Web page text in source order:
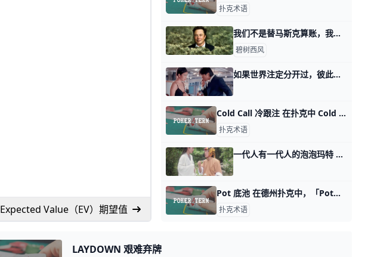
Expected Value（EV）期望值
扑克术语
我们不是替马斯克算账，我们是替自己算账 那天我写为什么一眼看破事物本质的人，照样过不好这一生。 有人看了第五个话题渣男打法之后，对于把AI比作暖气的这个看法，很感兴趣。 他想知道，我们
碧树西风
如果世界注定分开过，彼此怎么过？ 昨天讲述年轻人如何打赢命运之战的时候，有个读者留言问我。 通过第一个话题分析世界的主要矛盾，他看明白了整体解，但他还想知道局部解。 也就是说，他
Cold Call 冷跟注 在扑克中 Cold Call 是一种加注行为，指的是当一名玩家在自己面前的玩家已经下注或加注后，自己跟注这个加注行为的过程，而在这之前自己并未加注或者下注。 「
扑克术语
一代人有一代人的泡泡玛特 昨天聊房地产的时候，很多读者留言问我，都是些什么人在买泡泡玛特？ 这看上去就是个小孩子玩的毛绒公仔嘛，怎么还有限量版卖到108万的？ 那咱们今天
Pot 底池 在德州扑克中，「Pot」翻译为「底池」。是指所有玩家在一轮下注中投入的筹码总额。玩家会经常听到关于「Pot」的提及，因为它代表了当前轮下注的
扑克术语
LAYDOWN 艰难弃牌